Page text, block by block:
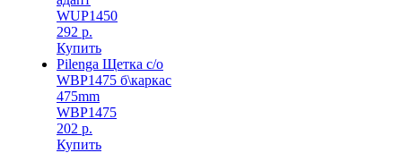
WUP1450
292 р.
Купить
Pilenga Щетка с/о
WBP1475 б\каркас
475mm
WBP1475
202 р.
Купить